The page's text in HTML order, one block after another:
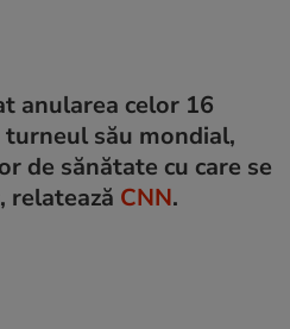
anularea celor 16
său mondial,
de sănătate cu care se
relatează CNN.